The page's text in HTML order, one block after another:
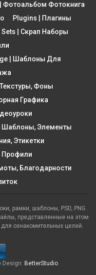
Фотоальбом Фотокнига
Plugins | Плагины
Sets | Скрап Наборы
| Шаблоны Для
Фоны
Графика
Шаблоны, Элементы
Этикетки
Профили
Благодарности
рамки, шаблоны, PSD, PNG.
представленные на этом
ознакомительных целей.
Design: BetterStudio